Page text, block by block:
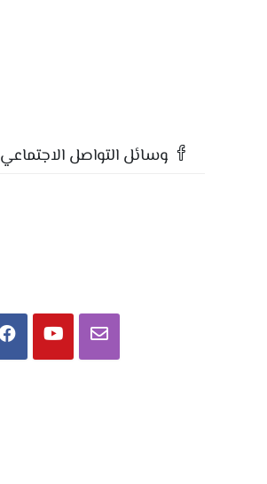
وسائل التواصل الاجتماعي